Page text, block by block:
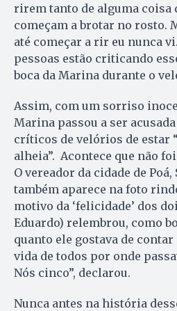
rirem tanto de alguma coisa
começam a brotar no rosto.
até começar a rir eu nunca
pessoas estão criticando
boca da Marina durante o
Assim, com um sorriso
Marina passou a ser
críticos de velórios de estar
alheia”. Acontece que não
O vereador da cidade de Poá,
também aparece na foto
motivo da ‘felicidade’ dos
Eduardo) relembrou, como
quanto ele gostava de contar
vida de todos por onde
Nós cinco”, declarou.
Nunca antes na história